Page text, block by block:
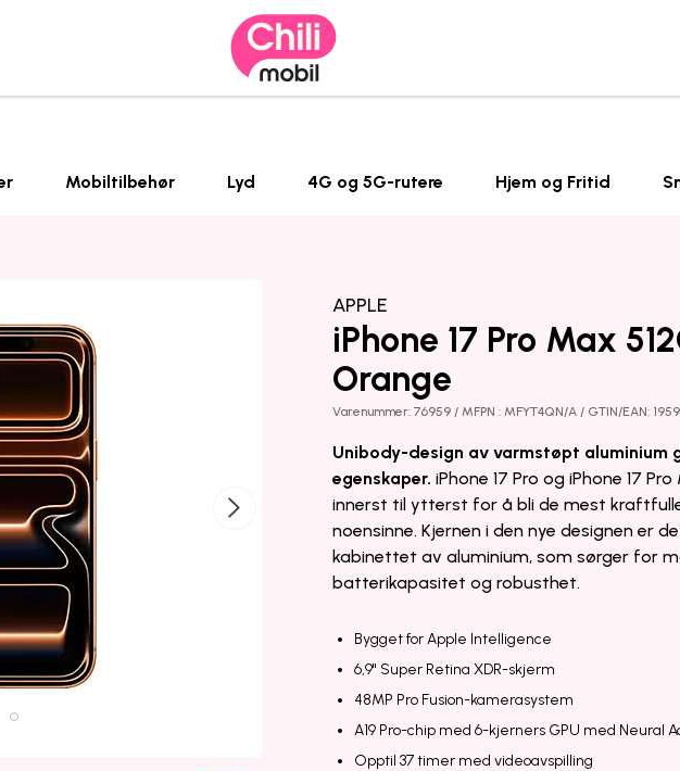
Mobiltilbehør Lyd 4G og 5G-rutere Hjem og Fritid
APPLE
iPhone 17 Pro Max
Orange
Varenummer: 76959 / MFPN : MFYT4QN/A / GTIN/EAN:
Unibody-design av varmstøpt aluminium
egenskaper. iPhone 17 Pro og iPhone 17
innerst til ytterst for å bli de mest
noensinne. Kjernen i den nye designen er
kabinettet av aluminium, som sørger for
batterikapasitet og robusthet.
Bygget for Apple Intelligence
6,9" Super Retina XDR-skjerm
48MP Pro Fusion-kamerasystem
A19 Pro-chip med 6-kjerners GPU med Neural
Opptil 37 timer med videoavspilling